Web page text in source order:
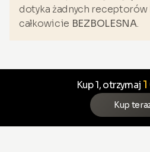
dotyka żadnych
całkowicie BEZBOLESNA.
Kup 1, otrzymaj
Kup